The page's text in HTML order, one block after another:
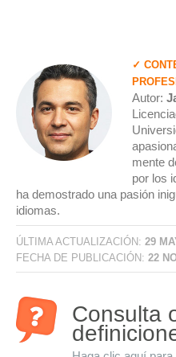
✓
Autor:
mente
por los
ha demostrado una pasión
idiomas.
ÚLTIMA ACTUALIZACIÓN: 29
FECHA DE PUBLICACIÓN: 22
Consulta